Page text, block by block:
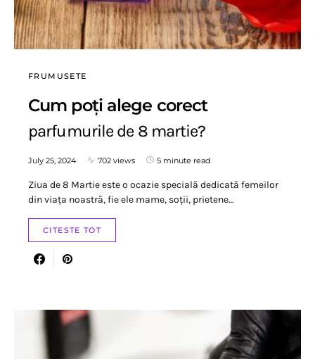
FRUMUSETE
Cum poți alege corect
parfumurile de 8 martie?
July 25, 2024 702 views 5 minute read
Ziua de 8 Martie este o ocazie specială dedicată femeilor
din viața noastră, fie ele mame, soții, prietene…
CITESTE TOT